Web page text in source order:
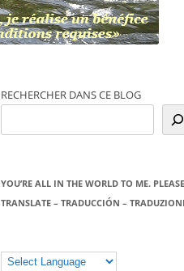
RECHERCHER DANS CE BLOG
YOU’RE ALL IN THE WORLD TO ME.
TRANSLATE – TRADUCCIÓN –